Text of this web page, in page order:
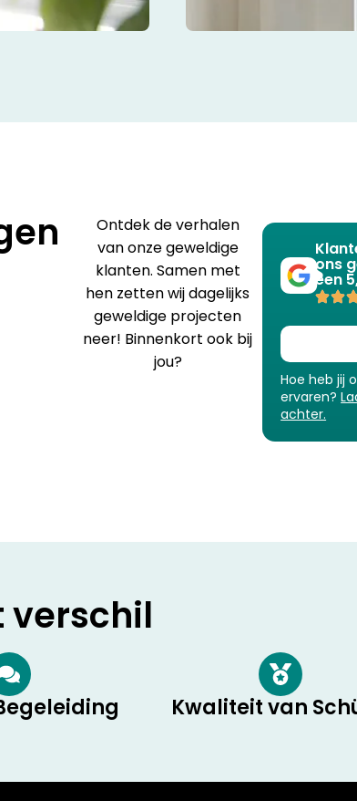
Ontdek de verhalen
van onze geweldige
klanten. Samen met
hen zetten wij dagelijks
geweldige projecten
neer! Binnenkort ook bij
jou?
ons
een
Hoe heb jij
ervaren?
achter.
verschil
Kwaliteit van